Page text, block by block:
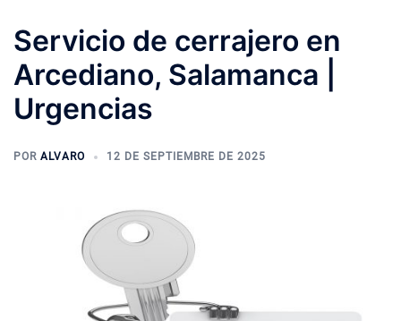
Servicio de cerrajero en
Arcediano, Salamanca |
Urgencias
POR ALVARO 12 DE SEPTIEMBRE DE 2025